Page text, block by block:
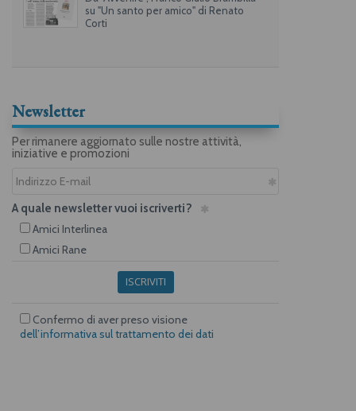
su "Un santo per amico" di Renato
Corti
Newsletter
Per rimanere aggiornato sulle nostre attività,
iniziative e promozioni
A quale newsletter vuoi iscriverti?
Amici Interlinea
Amici Rane
ISCRIVITI
Confermo di aver preso visione
dell’informativa sul trattamento dei dati